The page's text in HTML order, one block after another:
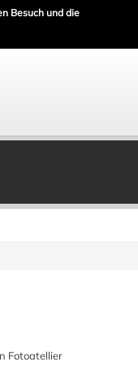
Besuch und die
Fotoatellier